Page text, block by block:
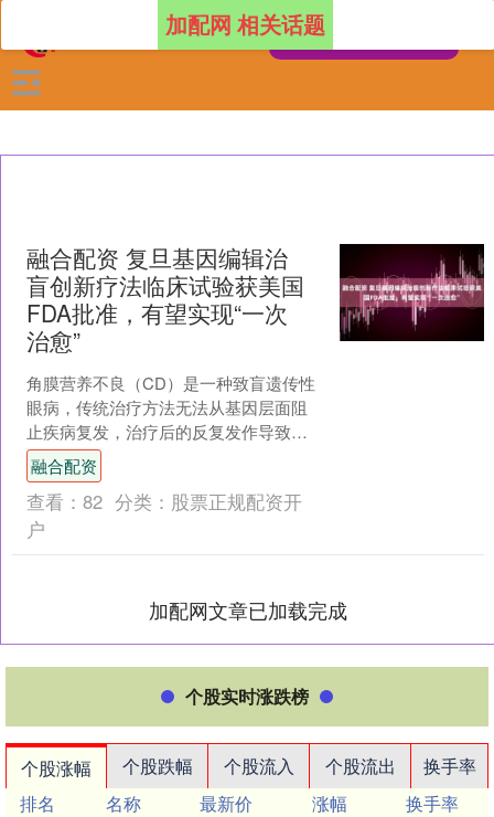
加配网 相关话题
融合配资 复旦基因编辑治
盲创新疗法临床试验获美国
FDA批准，有望实现“一次
治愈”
角膜营养不良（CD）是一种致盲遗传性
眼病，传统治疗方法无法从基因层面阻
止疾病复发，治疗后的反复发作导致其
成为全球医疗公认的治疗难题。近日，
复旦大学附属眼耳鼻喉科....
融合配资
查看： 82 分类： 股票正规配资开
户
加配网文章已加载完成
个股实时涨跌榜
个股涨幅 个股跌幅 个股流入 个股流出
换手率
排名
名称 最新价 涨幅
换手率